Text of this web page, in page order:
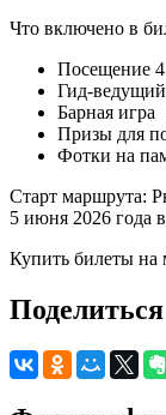
Что включено в
Посещение 4
Гид-ведущий
Барная игра
Призы для
Фотки на
Старт маршрута:
5 июня 2026 года
Купить билеты на